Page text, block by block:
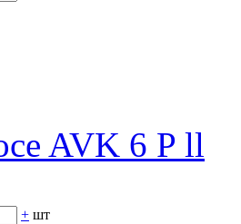
AVK 6 P ll
+ шт